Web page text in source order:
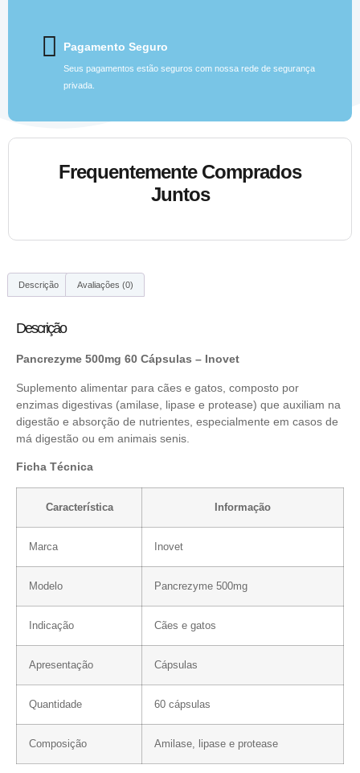
Pagamento Seguro
Seus pagamentos estão seguros com nossa rede de segurança
privada.
Frequentemente Comprados
Juntos
Descrição Avaliações (0)
Descrição
Pancrezyme 500mg 60 Cápsulas – Inovet
Suplemento alimentar para cães e gatos, composto por
enzimas digestivas (amilase, lipase e protease) que auxiliam na
digestão e absorção de nutrientes, especialmente em casos de
má digestão ou em animais senis.
Ficha Técnica
Característica Informação
Marca Inovet
Modelo Pancrezyme 500mg
Indicação Cães e gatos
Apresentação Cápsulas
Quantidade 60 cápsulas
Composição Amilase, lipase e protease